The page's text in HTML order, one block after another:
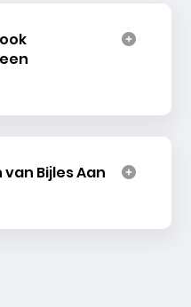
Bijles Aan